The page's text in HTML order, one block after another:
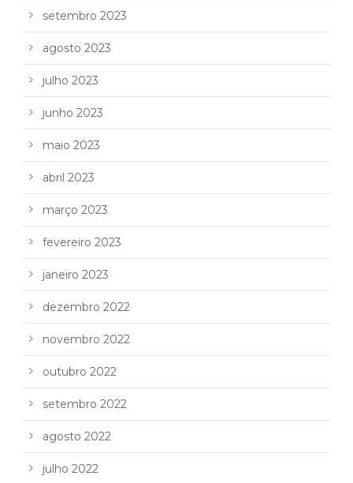
setembro 2023
agosto 2023
julho 2023
junho 2023
maio 2023
abril 2023
março 2023
fevereiro 2023
janeiro 2023
dezembro 2022
novembro 2022
outubro 2022
setembro 2022
agosto 2022
julho 2022